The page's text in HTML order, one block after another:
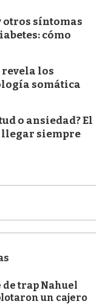
otros síntomas
cómo
los
somática
o ansiedad? El
siempre
trap Nahuel
un cajero